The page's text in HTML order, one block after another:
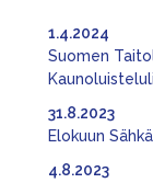
Suomen
1.4.2024
Elokuun
31.8.2023
4.8.2023